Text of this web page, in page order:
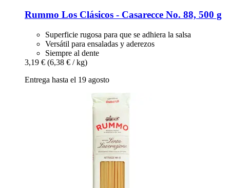
Rummo Los Clásicos -​ Casarecce No. 88, 500 g
Superficie rugosa para que se adhiera la salsa
Versátil para ensaladas y aderezos
Siempre al dente
3,19 € (6,38 € / kg)
Entrega hasta el 19 agosto